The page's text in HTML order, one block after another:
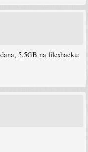
5.5GB na fileshacku: